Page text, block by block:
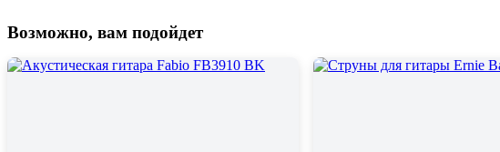
Возможно, вам подойдет